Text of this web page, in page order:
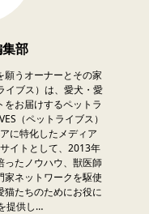
部
願うオーナーとその家
イブス）は、愛犬・愛
お届けするペットラ
（ペットライブス）
に特化したメディア
イトとして、2013年
ったノウハウ、獣医師
家ネットワークを駆使
猫たちのためにお役に
提供し…